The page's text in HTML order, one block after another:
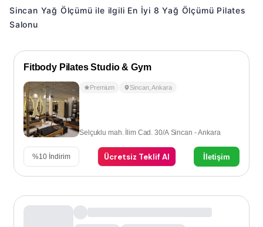
Sincan Yağ Ölçümü ile ilgili En İyi 8 Yağ Ölçümü Pilates
Salonu
Fitbody Pilates Studio & Gym
Premium Sincan,Ankara
Selçuklu mah. İlim Cad. 30/A Sincan - Ankara
%10 İndirim Ücretsiz Teklif Al İletişim